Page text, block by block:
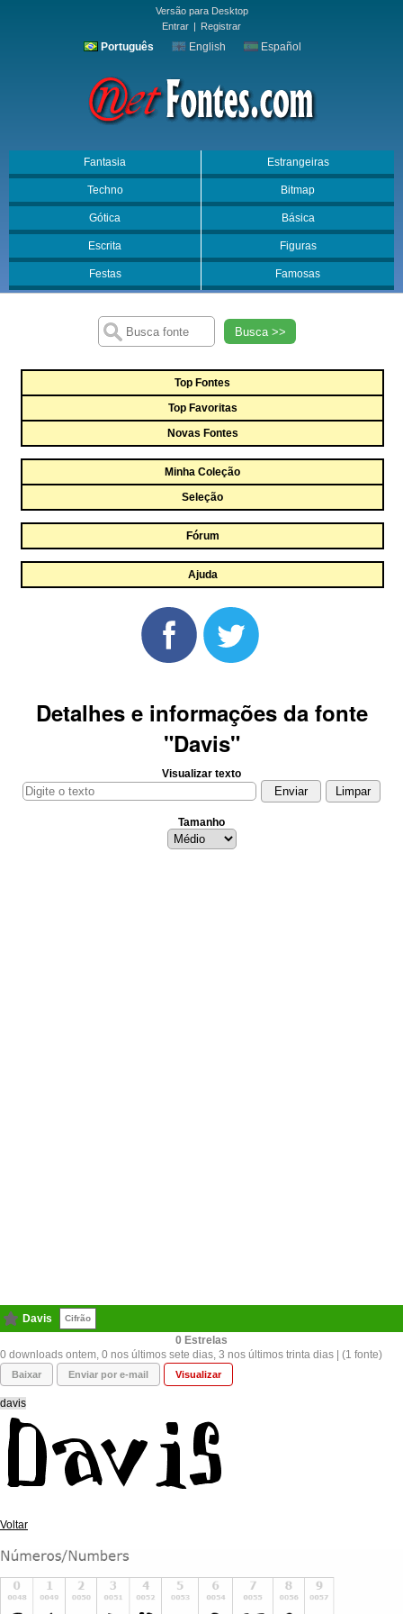
Versão para Desktop
Entrar | Registrar
Português English Español
Fantasia Estrangeiras
Techno Bitmap
Gótica Básica
Escrita Figuras
Festas Famosas
Busca >>
Top Fontes
Top Favoritas
Novas Fontes
Minha Coleção
Seleção
Fórum
Ajuda
Detalhes e informações da fonte
"Davis"
Visualizar texto
Tamanho
Davis Cifrão
0
0 downloads ontem, 0 nos últimos sete dias, 3 nos últimos trinta dias | (1 fonte)
Baixar Enviar por e-mail Visualizar
davis
Voltar